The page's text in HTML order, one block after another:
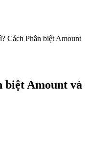
Cách Phân biệt Amount
biệt Amount và